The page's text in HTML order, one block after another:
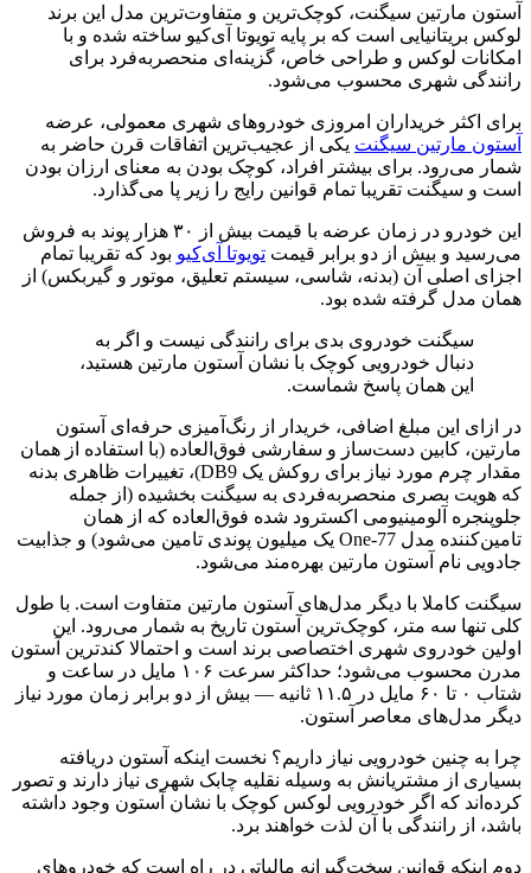
آستون مارتین سیگنت، کوچک‌ترین و متفاوت‌ترین مدل این برند
لوکس بریتانیایی است که بر پایه تویوتا آی‌کیو ساخته شده و با
امکانات لوکس و طراحی خاص، گزینه‌ای منحصربه‌فرد برای
رانندگی شهری محسوب می‌شود.
برای اکثر خریداران امروزی خودروهای شهری معمولی، عرضه
آستون مارتین سیگنت یکی از عجیب‌ترین اتفاقات قرن حاضر به
شمار می‌رود. برای بیشتر افراد، کوچک بودن به معنای ارزان بودن
است و سیگنت تقریبا تمام قوانین رایج را زیر پا می‌گذارد.
این خودرو در زمان عرضه با قیمت بیش از ۳۰ هزار پوند به فروش
می‌رسید و بیش از دو برابر قیمت تویوتا آی‌کیو بود که تقریبا تمام
اجزای اصلی آن (بدنه، شاسی، سیستم تعلیق، موتور و گیربکس) از
همان مدل گرفته شده بود.
سیگنت خودروی بدی برای رانندگی نیست و اگر به
دنبال خودرویی کوچک با نشان آستون مارتین هستید،
این همان پاسخ شماست.
در ازای این مبلغ اضافی، خریدار از رنگ‌آمیزی حرفه‌ای آستون
مارتین، کابین دست‌ساز و سفارشی فوق‌العاده (با استفاده از همان
مقدار چرم مورد نیاز برای روکش یک DB9)، تغییرات ظاهری بدنه
که هویت بصری منحصربه‌فردی به سیگنت بخشیده (از جمله
جلوپنجره آلومینیومی اکسترود شده فوق‌العاده که از همان
تامین‌کننده مدل One-77 یک میلیون پوندی تامین می‌شود) و جذابیت
جادویی نام آستون مارتین بهره‌مند می‌شود.
سیگنت کاملا با دیگر مدل‌های آستون مارتین متفاوت است. با طول
کلی تنها سه متر، کوچک‌ترین آستون تاریخ به شمار می‌رود. این
اولین خودروی شهری اختصاصی برند است و احتمالا کندترین آستون
مدرن محسوب می‌شود؛ حداکثر سرعت ۱۰۶ مایل در ساعت و
شتاب ۰ تا ۶۰ مایل در ۱۱.۵ ثانیه — بیش از دو برابر زمان مورد نیاز
دیگر مدل‌های معاصر آستون.
چرا به چنین خودرویی نیاز داریم؟ نخست اینکه آستون دریافته
بسیاری از مشتریانش به وسیله نقلیه چابک شهری نیاز دارند و تصور
کرده‌اند که اگر خودرویی لوکس کوچک با نشان آستون وجود داشته
باشد، از رانندگی با آن لذت خواهند برد.
دوم اینکه قوانین سخت‌گیرانه مالیاتی در راه است که خودروهای